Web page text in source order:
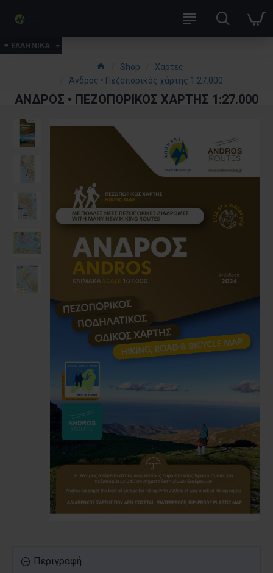
ΕΛΛΗΝΙΚΑ
Shop
Χάρτες
Άνδρος • Πεζοπορικός χάρτης 1:27.000
ΆΝΔΡΟΣ • ΠΕΖΟΠΟΡΙΚΌΣ ΧΆΡΤΗΣ 1:27.000
Περιγραφή